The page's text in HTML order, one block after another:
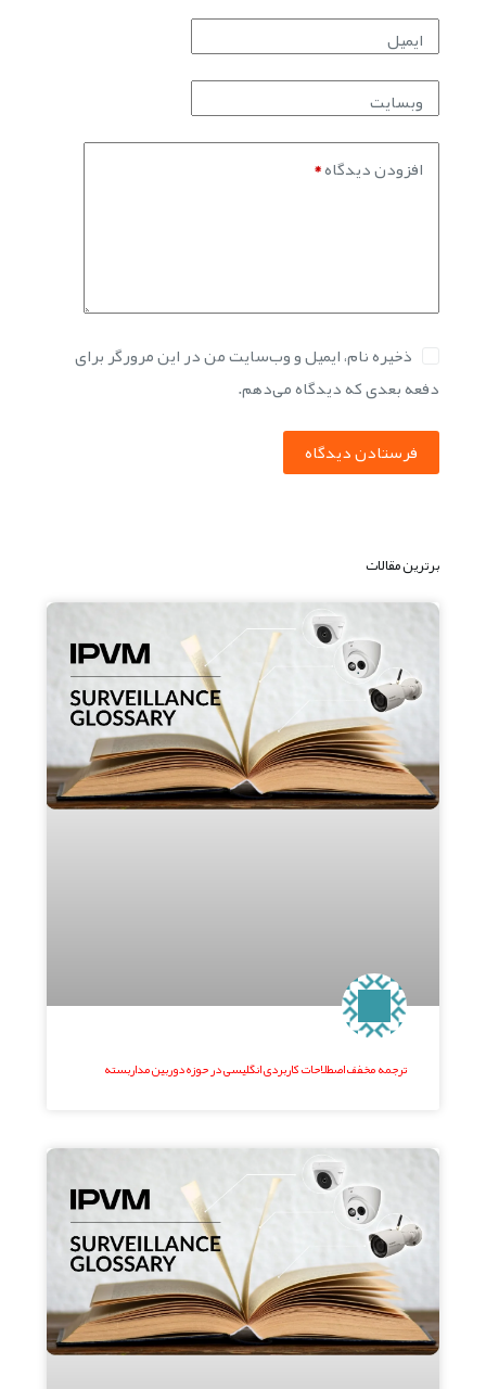
ایمیل
وبسایت
افزودن دیدگاه*
ذخیره نام، ایمیل و وب‌سایت من در این مرورگر برای
دفعه بعدی که دیدگاه می‌دهم.
فرستادن دیدگاه
برترین مقالات
ترجمه مخفف اصطلاحات کاربردی انگلیسی در حوزه دوربین مداربسته